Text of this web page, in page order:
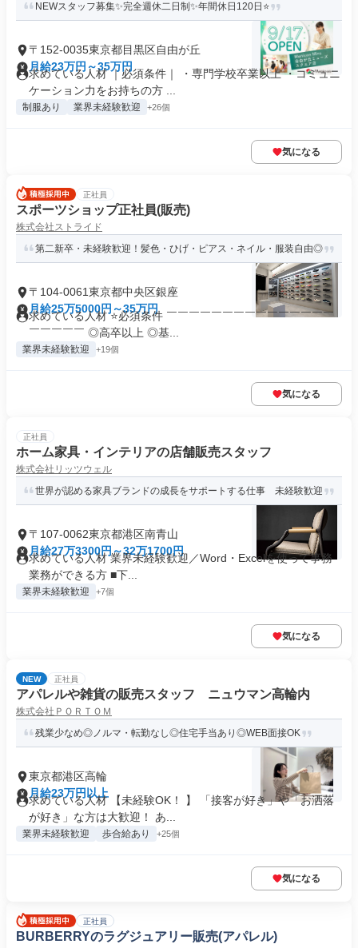
NEWスタッフ募集✨完全週休二日制✨年間休日120日⭐
〒152-0035東京都目黒区自由が丘
月給23万円～35万円
求めている人材 ｜必須条件｜ ・専門学校卒業以上 ・コミュニ
ケーション力をお持ちの方 ...
制服あり 業界未経験歓迎 +26個
気になる
正社員
スポーツショップ正社員(販売)
株式会社ストライド
第二新卒・未経験歓迎！髪色・ひげ・ピアス・ネイル・服装自由◎
〒104-0061東京都中央区銀座
月給25万5000円～35万円
求めている人材 ⭐必須条件 ￣￣￣￣￣￣￣￣￣￣￣￣￣￣￣
￣￣￣￣￣ ◎高卒以上 ◎基...
業界未経験歓迎 +19個
気になる
正社員
ホーム家具・インテリアの店舗販売スタッフ
株式会社リッツウェル
世界が認める家具ブランドの成長をサポートする仕事 未経験歓迎
〒107-0062東京都港区南青山
月給27万3300円～32万1700円
求めている人材 業界未経験歓迎／Word・Excelを使って事務
業務ができる方 ■下...
業界未経験歓迎 +7個
気になる
NEW 正社員
アパレルや雑貨の販売スタッフ ニュウマン高輪内
株式会社ＰＯＲＴＯＭ
残業少なめ◎ノルマ・転勤なし◎住宅手当あり◎WEB面接OK
東京都港区高輪
月給23万円以上
求めている人材 【未経験OK！ 】 「接客が好き」や「お洒落
が好き」な方は大歓迎！ あ...
業界未経験歓迎 歩合給あり +25個
気になる
正社員
BURBERRYのラグジュアリー販売(アパレル)